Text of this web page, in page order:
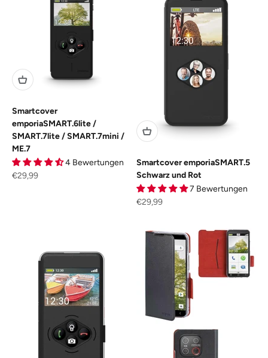
Smartcover
emporiaSMART.6lite /
SMART.7lite / SMART.7mini /
ME.7
4 Bewertungen
Angebot
€29,99
Smartcover emporiaSMART.5
Schwarz und Rot
7 Bewertungen
Angebot
€29,99